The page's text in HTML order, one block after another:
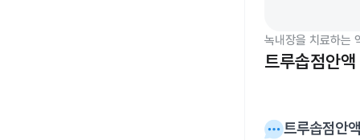
녹내장을 치료하는
트루솝점안
트루솝점안